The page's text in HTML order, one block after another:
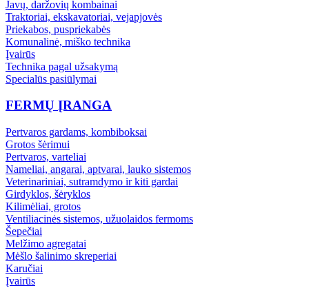
Javų, daržovių kombainai
Traktoriai, ekskavatoriai, vejapjovės
Priekabos, puspriekabės
Komunalinė, miško technika
Įvairūs
Technika pagal užsakymą
Specialūs pasiūlymai
FERMŲ ĮRANGA
Pertvaros gardams, kombiboksai
Grotos šėrimui
Pertvaros, varteliai
Nameliai, angarai, aptvarai, lauko sistemos
Veterinariniai, sutramdymo ir kiti gardai
Girdyklos, šėryklos
Kilimėliai, grotos
Ventiliacinės sistemos, užuolaidos fermoms
Šepečiai
Melžimo agregatai
Mėšlo šalinimo skreperiai
Karučiai
Įvairūs